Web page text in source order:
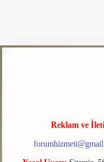
Reklam ve